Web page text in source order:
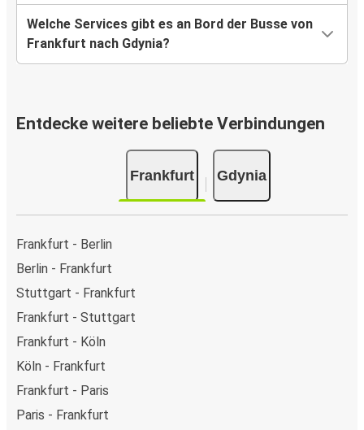
Welche Services gibt es an Bord der Busse von
Frankfurt nach Gdynia?
Entdecke weitere beliebte Verbindungen
Frankfurt Gdynia
Frankfurt - Berlin
Berlin - Frankfurt
Stuttgart - Frankfurt
Frankfurt - Stuttgart
Frankfurt - Köln
Köln - Frankfurt
Frankfurt - Paris
Paris - Frankfurt